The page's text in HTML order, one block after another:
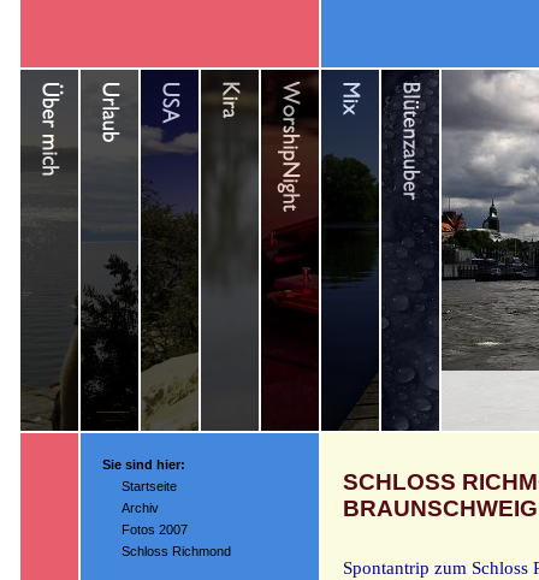
Sie sind hier:
Startseite
Archiv
Fotos 2007
Schloss Richmond
SCHLOSS
BRAUNSCHWEIG
Spontantrip zum